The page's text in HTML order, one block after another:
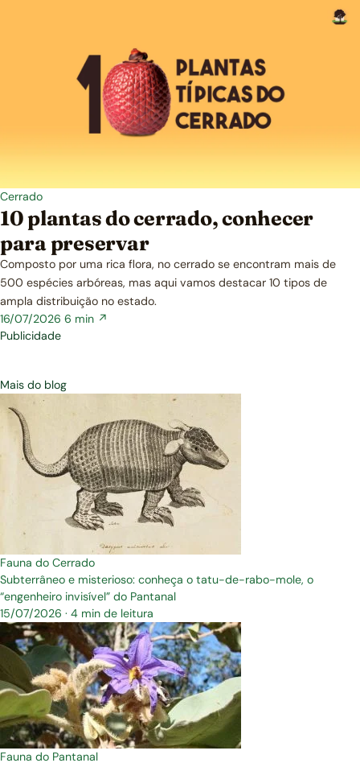
Cerrado
10 plantas do cerrado, conhecer
para preservar
Composto por uma rica flora, no cerrado se encontram mais de
500 espécies arbóreas, mas aqui vamos destacar 10 tipos de
ampla distribuição no estado.
16/07/2026 6 min ↗
Publicidade
Mais do blog
Fauna do Cerrado
Subterrâneo e misterioso: conheça o tatu-de-rabo-mole, o
“engenheiro invisível” do Pantanal
15/07/2026 · 4 min de leitura
Fauna do Pantanal